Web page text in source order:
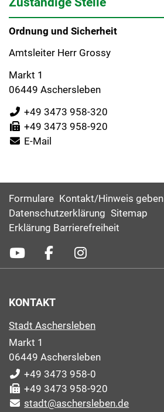
Ordnung und Sicherheit
Amtsleiter Herr Grossy
Markt 1
06449 Aschersleben
+49 3473 958-320
+49 3473 958-920
E-Mail
Formulare Kontakt/Hinweis geben
Datenschutzerklärung Sitemap
Erklärung Barrierefreiheit
KONTAKT
Stadt Aschersleben
Markt 1
06449 Aschersleben
+49 3473 958-0
+49 3473 958-920
stadt@aschersleben.de